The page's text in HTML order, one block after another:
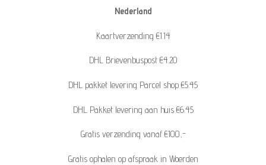
Nederland
Kaartverzending €1.14
DHL Brievenbuspost €4.20
DHL pakket levering Parcel shop €5.45
DHL Pakket levering aan huis €6.45
Gratis verzending vanaf €100,-
Gratis ophalen op afspraak in Woerden